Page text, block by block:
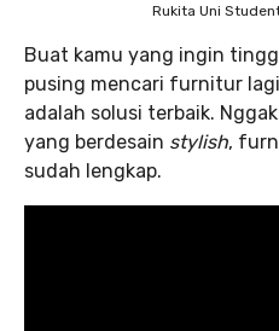
Rukita Uni
Buat kamu yang ingin
pusing mencari furnitur
adalah solusi terbaik.
yang berdesain stylish,
sudah lengkap.